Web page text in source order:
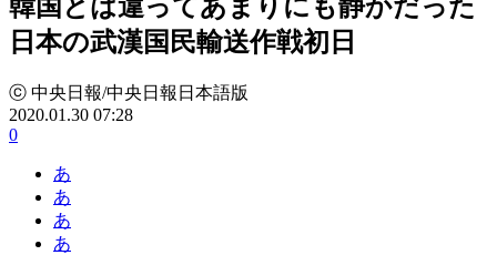
韓国とは違ってあまりにも静かだった
日本の武漢国民輸送作戦初日
ⓒ 中央日報/中央日報日本語版
2020.01.30 07:28
0
あ
あ
あ
あ